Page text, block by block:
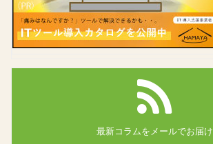
最新コラムを メールでお届け